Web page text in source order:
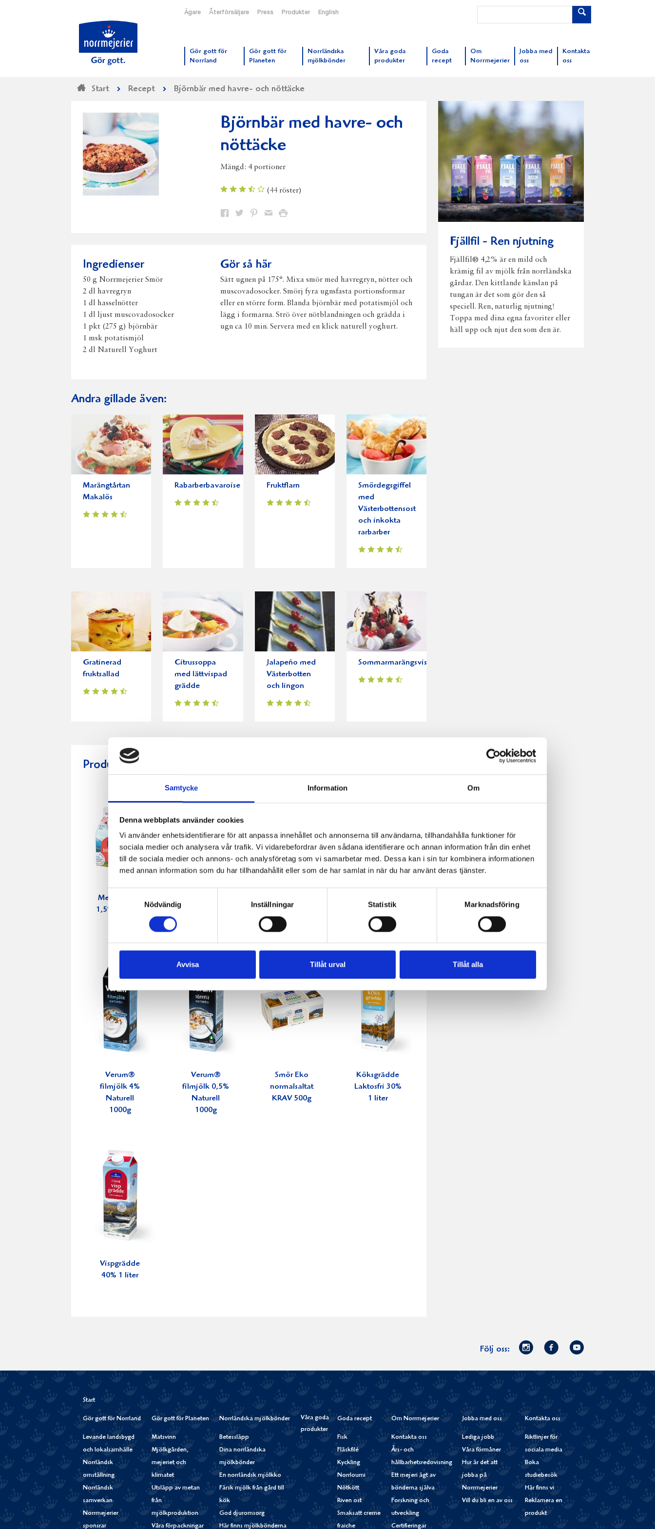
Samtycke Information Om
Denna webbplats använder cookies
Vi använder enhetsidentifierare för att anpassa innehållet och annonserna till användarna, tillhandahålla funktioner för
sociala medier och analysera vår trafik. Vi vidarebefordrar även sådana identifierare och annan information från din enhet
till de sociala medier och annons- och analysföretag som vi samarbetar med. Dessa kan i sin tur kombinera informationen
med annan information som du har tillhandahållit eller som de har samlat in när du har använt deras tjänster.
Nödvändig
Inställningar Statistik Marknadsföring
Avvisa Tillåt urval Tillåt alla
Ägare Återförsäljare Press Produkter English
Gör gott för
Norrland
Gör gott för
Planeten
Norrländska
mjölkbönder
Våra goda
produkter
Goda
recept
Om
Norrmejerier
Jobba med
oss
Kontakta
oss
Start Recept Björnbär med havre- och nöttäcke
Björnbär med havre- och
nöttäcke
Mängd: 4 portioner
(44 röster)
Dela Dela Dela DelaSkriv
Ingredienser
50 g Norrmejerier Smör
2 dl havregryn
1 dl hasselnötter
1 dl ljust muscovadosocker
1 pkt (275 g) björnbär
1 msk potatismjöl
2 dl Naturell Yoghurt
Gör så här
Sätt ugnen på 175°. Mixa smör med havregryn, nötter och
muscovadosocker. Smörj fyra ugnsfasta portionsformar
eller en större form. Blanda björnbär med potatismjöl och
lägg i formarna. Strö över nötblandningen och grädda i
ugn ca 10 min. Servera med en klick naturell yoghurt.
Andra gillade även:
Marängtårtan
Makalös
Rabarberbavaroise Fruktflarn
Smördegsgiffel
med
Västerbottensost
och inkokta
rarbarber
Gratinerad
fruktsallad
Citrussoppa
med lättvispad
grädde
Jalapeño med
Västerbotten
och lingon
Sommarmarängsviss
Produkter i receptet:
Mellanmjölk
1,5% laktosfri
1000g
2,7% 1000g
Verum®
filmjölk 4%
Naturell
1000g
Verum®
filmjölk 0,5%
Naturell
1000g
Smör Eko
normalsaltat
KRAV 500g
Köksgrädde
Laktosfri 30%
1 liter
Vispgrädde
40% 1 liter
Fjällfil - Ren njutning
Fjällfil® 4,2% är en mild och
krämig fil av mjölk från norrländska
gårdar. Den kittlande känslan på
tungan är det som gör den så
speciell. Ren, naturlig njutning!
Toppa med dina egna favoriter eller
häll upp och njut den som den är.
Följ oss:
Norrmejerier
Instagram
Facebook
Youtube
Start
Gör gott för Norrland
Levande landsbygd
och lokalsamhälle
Norrländsk
omställning
Norrländsk
samverkan
Norrmejerier
sponsrar
Gör gott för Planeten
Matsvinn
Mjölkgården,
mejeriet och
klimatet
Utsläpp av metan
från
mjölkproduktion
Våra förpackningar
Norrländska mjölkbönder
Betessläpp
Dina norrländska
mjölkbönder
En norrländsk mjölkko
Färsk mjölk från gård till
kök
God djuromsorg
Här finns mjölkbönderna
Våra goda
produkter
Goda recept
Fisk
Fläskfilé
Kyckling
Norrloumi
Nötkött
Riven ost
Smaksatt creme
fraiche
Om Norrmejerier
Kontakta oss
Års- och
hållbarhetsredovisning
Ett mejeri ägt av
bönderna själva
Forskning och
utveckling
Certifieringar
Jobba med oss
Lediga jobb
Våra förmåner
Hur är det att
jobba på
Norrmejerier
Vill du bli en av oss
Kontakta oss
Riktlinjer för
sociala media
Boka
studiebesök
Här finns vi
Reklamera en
produkt